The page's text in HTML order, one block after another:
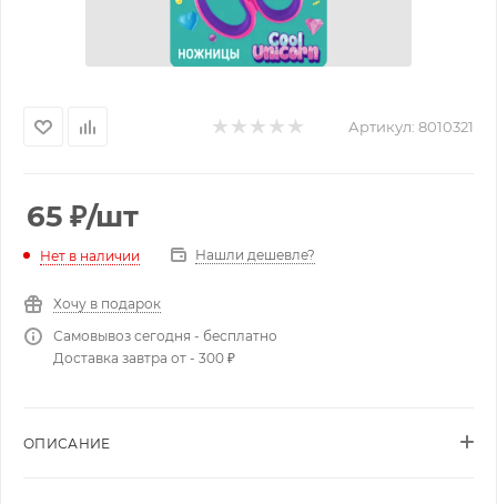
Артикул: 8010321
65 ₽/шт
Нет в наличии Нашли дешевле?
Хочу в подарок
Самовывоз сегодня - бесплатно
Доставка завтра от - 300 ₽
ОПИСАНИЕ